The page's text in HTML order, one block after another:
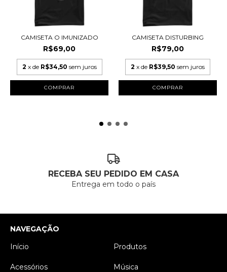
CAMISETA O IMUNIZADO
R$69,00
2 x de R$34,50 sem juros
COMPRAR
CAMISETA DISTURBING
R$79,00
2 x de R$39,50 sem juros
COMPRAR
RECEBA SEU PEDIDO EM CASA
Entrega em todo o país
NAVEGAÇÃO
Início
Produtos
Acessórios Música